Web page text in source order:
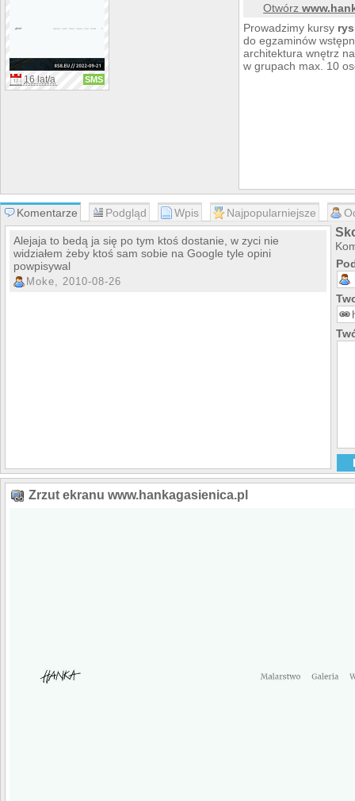
16 lat/a SMS
Otwórz
Prowadzimy kursy
do egzaminów
architektura wnętrz
w grupach max. 10
Komentarze Podgląd Wpis Najpopularniejsze
Alejaja to bedą ja się po tym ktoś dostanie, w zyci nie
widziałem żeby ktoś sam sobie na Google tyle opini
powpisywal
Moke, 2010-08-26
Zrzut ekranu www.hankagasienica.pl